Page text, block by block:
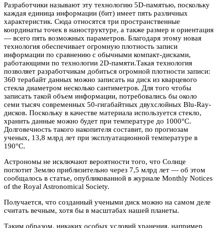
Разработчики называют эту технологию 5D-памятью, поскольку
каждая единица информации (бит) имеет пять различных
характеристик. Сюда относятся три пространственные
координаты точек в наноструктуре, а также размер и ориентация
— всего пять возможных параметров. Благодаря этому новая
технология обеспечивает огромную плотность записи
информации по сравнению с обычными компакт-дисками,
работающими по технологии 2D-памяти.Такая технология
позволяет разработчикам добиться огромной плотности записи:
360 терабайт данных можно записать на диск из кварцевого
стекла диаметром несколько сантиметров. Для того чтобы
записать такой объем информации, потребовались бы около
семи тысяч современных 50-гигабайтных двухслойных Blu-Ray-
дисков. Поскольку в качестве материала используется стекло,
хранить данные можно будет при температуре до 1000°C.
Долговечность такого накопителя составит, по прогнозам
ученых, 13,8 млрд лет при эксплуатационной температуре в
190°C.
Астрономы не исключают вероятности того, что Солнце
поглотит Землю приблизительно через 7,5 млрд лет — об этом
сообщалось в статье, опубликованной в журнале Monthly Notices
of the Royal Astronomical Society.
Получается, что созданный учеными диск можно на самом деле
считать вечным, хотя бы в масштабах нашей планеты.
Таким образом, никаких особых условий хранения, например